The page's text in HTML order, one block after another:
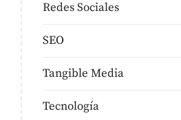
Redes Sociales
SEO
Tangible Media
Tecnologí­a